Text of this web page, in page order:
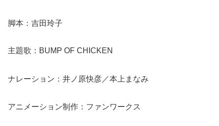
脚本：吉田玲子
主題歌：BUMP OF CHICKEN
ナレーション：井ノ原快彦／本上まなみ
アニメーション制作：ファンワークス